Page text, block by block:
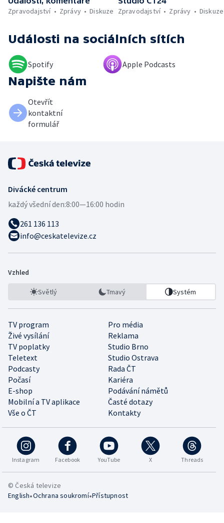
Zpravodajství
Zprávy Diskuze
Zpravodajství
Zprávy Diskuze
Události na sociálních sítích
Spotify Apple Podcasts
Napište nám
Otevřít
kontaktní
formulář
Divácké centrum
každý všední den:8:00—16:00 hodin
261 136 113
info@ceskatelevize.cz
Vzhled
Světlý Tmavý Systém
TV program
Pro média
Živé vysílání
Reklama
TV poplatky
Studio Brno
Teletext
Studio Ostrava
Podcasty
Rada ČT
Počasí
Kariéra
E-shop
Podávání námětů
Mobilní a TV aplikace
Časté dotazy
Vše o ČT
Kontakty
Instagram Facebook YouTube X Threads
© Česká televize
English•Ochrana soukromí•Přístupnost